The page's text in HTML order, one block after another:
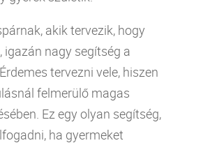
akik tervezik, hogy
igazán nagy segítség a
tervezni vele, hiszen
felmerülő magas
Ez egy olyan segítség,
ha gyermeket